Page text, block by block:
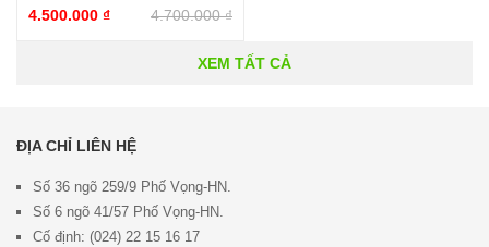
4.700.000₫
4.500.000 ₫
XEM TẤT CẢ
ĐỊA CHỈ LIÊN HỆ
Số 36 ngõ 259/9 Phố Vọng-HN.
Số 6 ngõ 41/57 Phố Vọng-HN.
Cố định: (024) 22 15 16 17